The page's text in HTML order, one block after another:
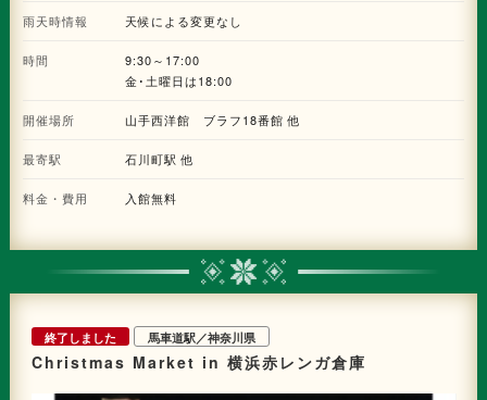
雨天時情報 天候による変更なし
時間
9:30～17:00
金･土曜日は18:00
開催場所 山手西洋館 ブラフ18番館 他
最寄駅 石川町駅 他
料金・費用 入館無料
終了しました 馬車道駅／神奈川県
Christmas Market in 横浜赤レンガ倉庫